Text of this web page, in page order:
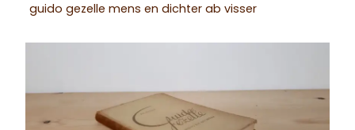
guido gezelle mens en dichter ab visser